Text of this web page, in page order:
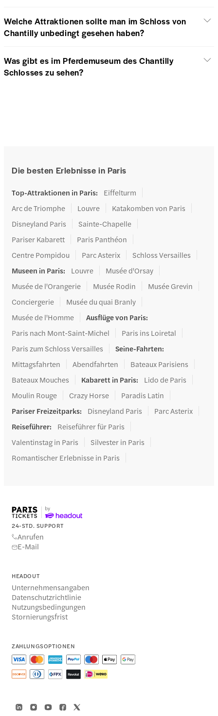
Welche Attraktionen sollte man im Schloss von
Chantilly unbedingt gesehen haben?
Was gibt es im Pferdemuseum des Chantilly
Schlosses zu sehen?
Die besten Erlebnisse in Paris
Top-Attraktionen in Paris:
Eiffelturm
Arc de Triomphe
Louvre
Katakomben von Paris
Disneyland Paris
Sainte-Chapelle
Pariser Kabarett
Paris Panthéon
Centre Pompidou
Parc Asterix
Schloss Versailles
Museen in Paris: Louvre
Musée d'Orsay
Musée de l'Orangerie
Musée Rodin
Musée Grevin
Conciergerie
Musée du quai Branly
Musée de l'Homme
Ausflüge von Paris:
Paris nach Mont-Saint-Michel
Paris ins Loiretal
Paris zum Schloss Versailles
Seine-Fahrten:
Mittagsfahrten
Abendfahrten
Bateaux Parisiens
Bateaux Mouches
Kabarett in Paris:
Lido de Paris
Moulin Rouge
Crazy Horse
Paradis Latin
Pariser Freizeitparks: Disneyland Paris
Parc Asterix
Reiseführer:
Reiseführer für Paris
Valentinstag in Paris
Silvester in Paris
Romantischer Erlebnisse in Paris
24-STD. SUPPORT
Anrufen
E-Mail
HEADOUT
Unternehmensangaben
Datenschutzrichtlinie
Nutzungsbedingungen
Stornierungsfrist
ZAHLUNGSOPTIONEN